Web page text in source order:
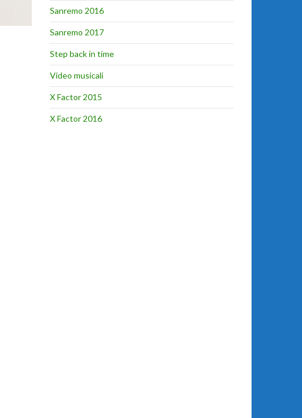
Sanremo 2016
Sanremo 2017
Step back in time
Video musicali
X Factor 2015
X Factor 2016